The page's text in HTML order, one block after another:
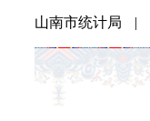
山南市统计局 |